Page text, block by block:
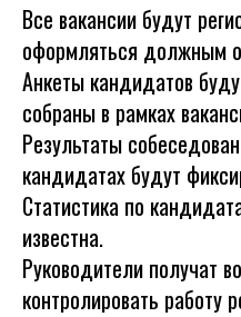
Все вакансии будут
оформляться должным
Анкеты кандидатов
собраны в рамках
Результаты
кандидатах будут
Статистика по
известна.
Руководители получат
контролировать работу